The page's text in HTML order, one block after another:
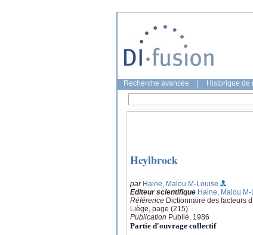
Recherche avancée Historique de
Heylbrock
par Haine, Malou M-Louise
Editeur scientifique Haine, Malou M-
Référence Dictionnaire des facteurs
Liège, page (215)
Publication Publié, 1986
Partie d'ouvrage collectif